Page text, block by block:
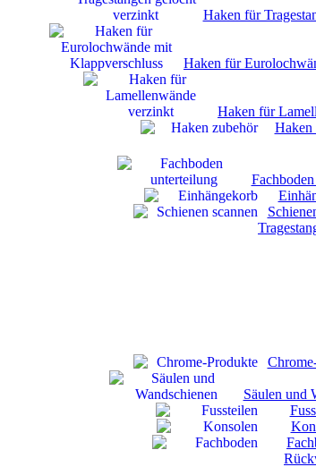
Haken für
Haken für
Haken für
Haken
Säulen und